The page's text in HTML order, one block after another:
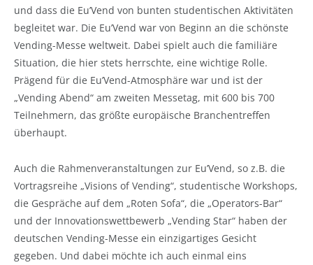
und dass die Eu’Vend von bunten studentischen Aktivitäten
begleitet war. Die Eu’Vend war von Beginn an die schönste
Vending-Messe weltweit. Dabei spielt auch die familiäre
Situation, die hier stets herrschte, eine wichtige Rolle.
Prägend für die Eu’Vend-Atmosphäre war und ist der
„Vending Abend“ am zweiten Messetag, mit 600 bis 700
Teilnehmern, das größte europäische Branchentreffen
überhaupt.
Auch die Rahmenveranstaltungen zur Eu’Vend, so z.B. die
Vortragsreihe „Visions of Vending“, studentische Workshops,
die Gespräche auf dem „Roten Sofa“, die „Operators-Bar“
und der Innovationswettbewerb „Vending Star“ haben der
deutschen Vending-Messe ein einzigartiges Gesicht
gegeben. Und dabei möchte ich auch einmal eins